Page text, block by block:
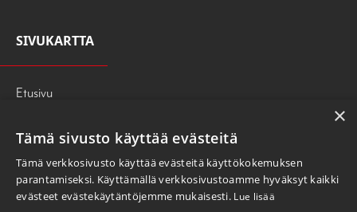
SIVUKARTTA
Etusivu
247PRESS
OTA YHTEYTTÄ
×
Tämä sivusto käyttää evästeitä
Tämä verkkosivusto käyttää evästeitä käyttökokemuksen
parantamiseksi. Käyttämällä verkkosivustoamme hyväksyt kaikki
evästeet evästekäytäntöjemme mukaisesti. Lue lisää